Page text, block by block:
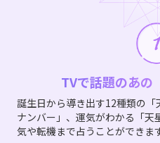
TVで話題のあの
誕生日から導き出す12種類の
ナンバー」、運気がわかる「天
気や転機まで占うことができます